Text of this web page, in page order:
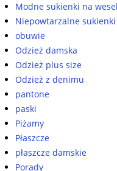
Modne sukienki na
Niepowtarzalne
obuwie
Odzież damska
Odzież plus size
Odzież z denimu
pantone
paski
Piżamy
Płaszcze
płaszcze damskie
Porady